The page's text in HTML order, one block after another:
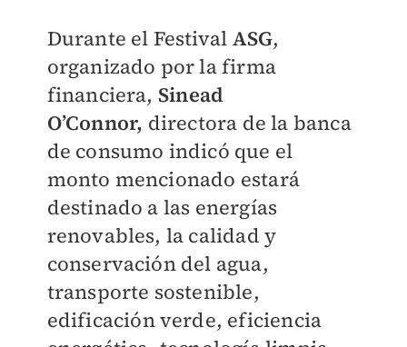
Durante el Festival ASG,
organizado por la firma
financiera, Sinead
O’Connor, directora de la banca
de consumo indicó que el
monto mencionado estará
destinado a las energías
renovables, la calidad y
conservación del agua,
transporte sostenible,
edificación verde, eficiencia